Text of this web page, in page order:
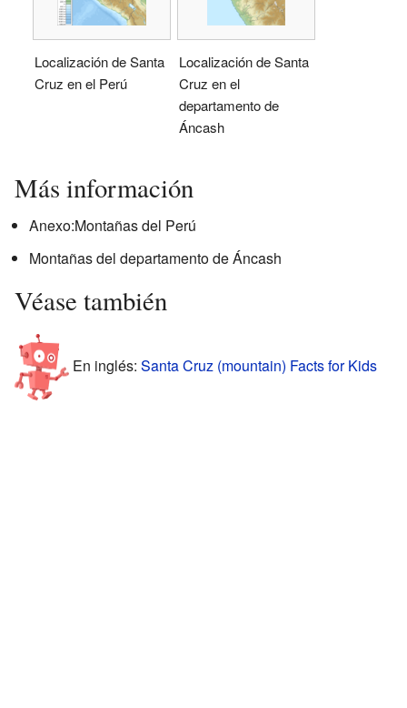
Localización de Santa
Cruz en el Perú
Localización de Santa
Cruz en el
departamento de
Áncash
Más información
Anexo:Montañas del Perú
Montañas del departamento de Áncash
Véase también
En inglés: Santa Cruz (mountain) Facts for Kids